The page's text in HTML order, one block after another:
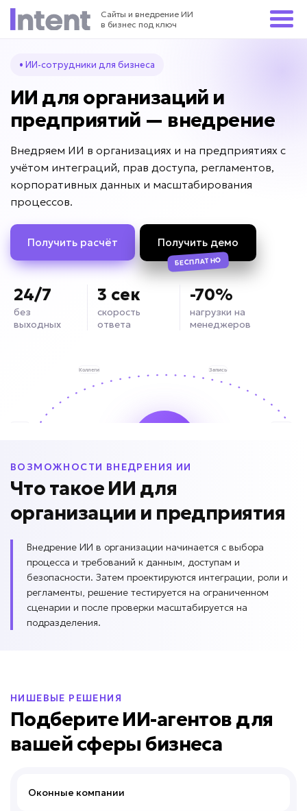
Сайты и внедрение ИИ
в бизнес под ключ
• ИИ-сотрудники для бизнеса
ИИ для организаций и
предприятий — внедрение
Внедряем ИИ в организациях и на предприятиях с
учётом интеграций, прав доступа, регламентов,
корпоративных данных и масштабирования
процессов.
Получить расчёт Получить демо
БЕСПЛАТНО
24/7
без
выходных
3 сек
скорость
ответа
-70%
нагрузки на
менеджеров
ВОЗМОЖНОСТИ ВНЕДРЕНИЯ ИИ
Что такое ИИ для
организации и предприятия
Внедрение ИИ в организации начинается с выбора
процесса и требований к данным, доступам и
безопасности. Затем проектируются интеграции, роли и
регламенты, решение тестируется на ограниченном
сценарии и после проверки масштабируется на
подразделения.
НИШЕВЫЕ РЕШЕНИЯ
Подберите ИИ-агентов для
вашей сферы бизнеса
Оконные комп